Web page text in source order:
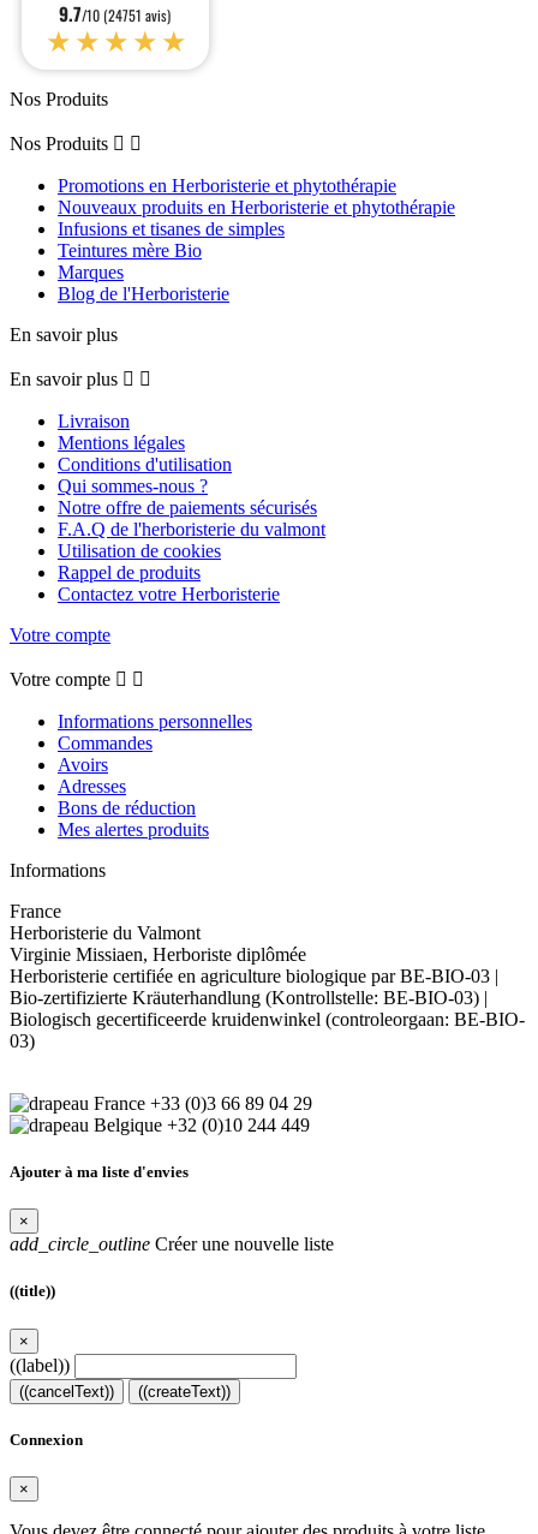
9.7/10 (24751 avis)
★★★★★
Nos Produits
Nos Produits  
Promotions en Herboristerie et phytothérapie
Nouveaux produits en Herboristerie et phytothérapie
Infusions et tisanes de simples
Teintures mère Bio
Marques
Blog de l'Herboristerie
En savoir plus
En savoir plus  
Livraison
Mentions légales
Conditions d'utilisation
Qui sommes-nous ?
Notre offre de paiements sécurisés
F.A.Q de l'herboristerie du valmont
Utilisation de cookies
Rappel de produits
Contactez votre Herboristerie
Votre compte
Votre compte  
Informations personnelles
Commandes
Avoirs
Adresses
Bons de réduction
Mes alertes produits
Informations
France
Herboristerie du Valmont
Virginie Missiaen, Herboriste diplômée
Herboristerie certifiée en agriculture biologique par BE-BIO-03 |
Bio-zertifizierte Kräuterhandlung (Kontrollstelle: BE-BIO-03) |
Biologisch gecertificeerde kruidenwinkel (controleorgaan: BE-BIO-
03)
+33 (0)3 66 89 04 29
+32 (0)10 244 449
Ajouter à ma liste d'envies
×
add_circle_outline Créer une nouvelle liste
((title))
×
((label))
((cancelText)) ((createText))
Connexion
×